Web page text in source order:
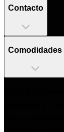
Contacto
Comodidades
Toda la
asociado y
sobre alguna